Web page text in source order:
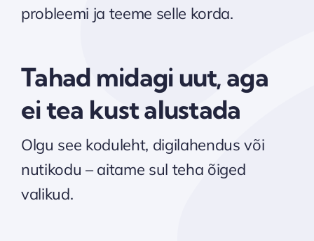
probleemi ja teeme selle korda.
Tahad midagi uut, aga
ei tea kust alustada
Olgu see koduleht, digilahendus või
nutikodu – aitame sul teha õiged
valikud.